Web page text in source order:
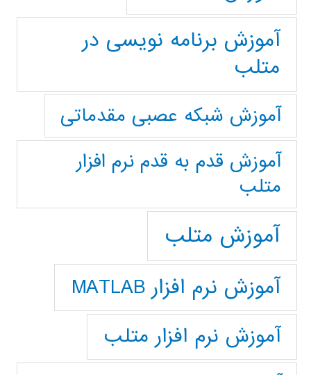
آموزش برنامه نویسی در
متلب
آموزش شبکه عصبی مقدماتی
آموزش قدم به قدم نرم افزار
متلب
آموزش متلب
آموزش نرم افزار MATLAB
آموزش نرم افزار متلب